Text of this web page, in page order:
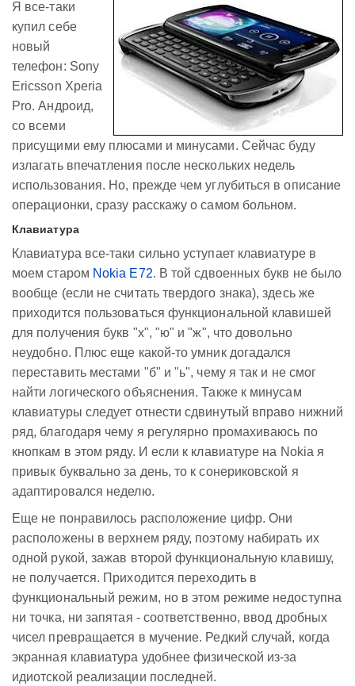
Я все-таки
купил себе
новый
телефон: Sony
Ericsson Xperia
Pro. Андроид,
со всеми
присущими ему плюсами и минусами. Сейчас буду
излагать впечатления после нескольких недель
использования. Но, прежде чем углубиться в описание
операционки, сразу расскажу о самом больном.
Клавиатура
Клавиатура все-таки сильно уступает клавиатуре в
моем старом Nokia E72. В той сдвоенных букв не было
вообще (если не считать твердого знака), здесь же
приходится пользоваться функциональной клавишей
для получения букв "х", "ю" и "ж", что довольно
неудобно. Плюс еще какой-то умник догадался
переставить местами "б" и "ь", чему я так и не смог
найти логического объяснения. Также к минусам
клавиатуры следует отнести сдвинутый вправо нижний
ряд, благодаря чему я регулярно промахиваюсь по
кнопкам в этом ряду. И если к клавиатуре на Nokia я
привык буквально за день, то к сонериковской я
адаптировался неделю.
Еще не понравилось расположение цифр. Они
расположены в верхнем ряду, поэтому набирать их
одной рукой, зажав второй функциональную клавишу,
не получается. Приходится переходить в
функциональный режим, но в этом режиме недоступна
ни точка, ни запятая - соответственно, ввод дробных
чисел превращается в мучение. Редкий случай, когда
экранная клавиатура удобнее физической из-за
идиотской реализации последней.